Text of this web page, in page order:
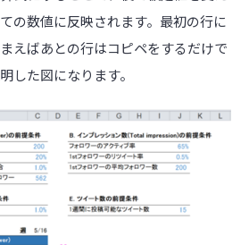
の数値に反映されます。最初の行に
えばあとの行はコピペをするだけで
した図になります。